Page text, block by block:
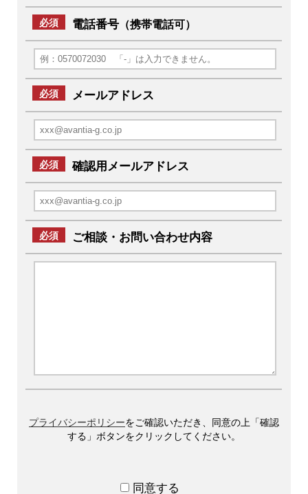
必須 電話番号 （携帯電話可）
必須 メールアドレス
必須 確認用メールアドレス
必須 ご相談・お問い合わせ内容
プライバシーポリシーをご確認いただき、同意の上「確認
する」ボタンをクリックしてください。
同意する